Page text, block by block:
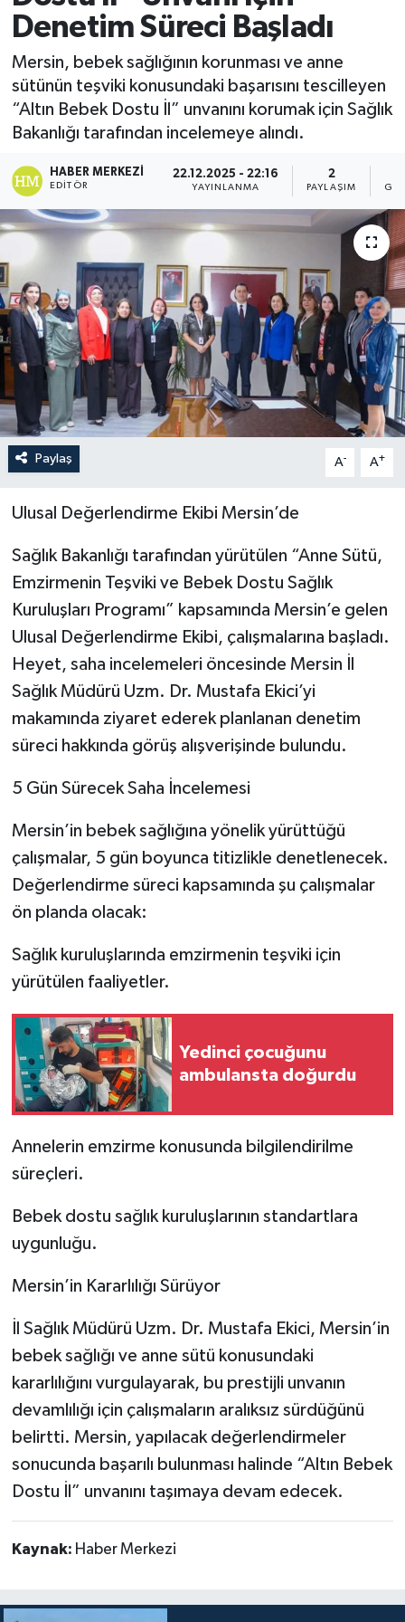
Denetim Süreci Başladı
Mersin, bebek sağlığının korunması ve anne
sütünün teşviki konusundaki başarısını tescilleyen
“Altın Bebek Dostu İl” unvanını korumak için Sağlık
Bakanlığı tarafından incelemeye alındı.
HABER MERKEZI
EDITÖR
22.12.2025 - 22:16
YAYINLANMA
2
PAYLAŞIM
Paylaş A- A+
Ulusal Değerlendirme Ekibi Mersin’de
Sağlık Bakanlığı tarafından yürütülen “Anne Sütü,
Emzirmenin Teşviki ve Bebek Dostu Sağlık
Kuruluşları Programı” kapsamında Mersin’e gelen
Ulusal Değerlendirme Ekibi, çalışmalarına başladı.
Heyet, saha incelemeleri öncesinde Mersin İl
Sağlık Müdürü Uzm. Dr. Mustafa Ekici’yi
makamında ziyaret ederek planlanan denetim
süreci hakkında görüş alışverişinde bulundu.
5 Gün Sürecek Saha İncelemesi
Mersin’in bebek sağlığına yönelik yürüttüğü
çalışmalar, 5 gün boyunca titizlikle denetlenecek.
Değerlendirme süreci kapsamında şu çalışmalar
ön planda olacak:
Sağlık kuruluşlarında emzirmenin teşviki için
yürütülen faaliyetler.
Yedinci çocuğunu
ambulansta doğurdu
Annelerin emzirme konusunda bilgilendirilme
süreçleri.
Bebek dostu sağlık kuruluşlarının standartlara
uygunluğu.
Mersin’in Kararlılığı Sürüyor
İl Sağlık Müdürü Uzm. Dr. Mustafa Ekici, Mersin’in
bebek sağlığı ve anne sütü konusundaki
kararlılığını vurgulayarak, bu prestijli unvanın
devamlılığı için çalışmaların aralıksız sürdüğünü
belirtti. Mersin, yapılacak değerlendirmeler
sonucunda başarılı bulunması halinde “Altın Bebek
Dostu İl” unvanını taşımaya devam edecek.
Kaynak: Haber Merkezi